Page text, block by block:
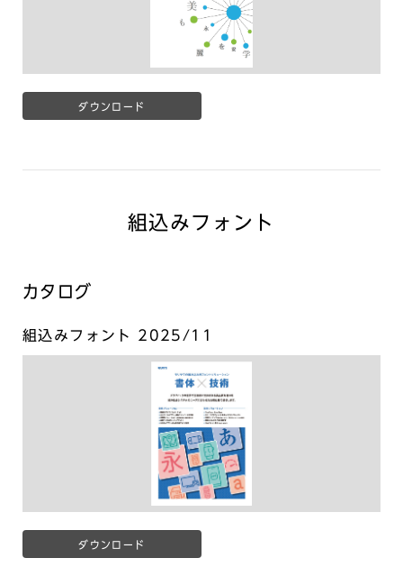
ダウンロード
組込みフォント
カタログ
組込みフォント 2025/11
ダウンロード